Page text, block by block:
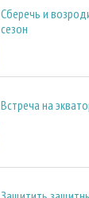
Сберечь и
сезон
Встреча на